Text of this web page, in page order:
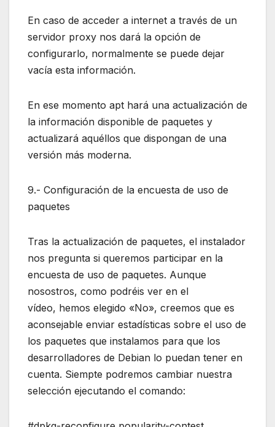
En caso de acceder a internet a través de un
servidor proxy nos dará la opción de
configurarlo, normalmente se puede dejar
vacía esta información.
En ese momento apt hará una actualización de
la información disponible de paquetes y
actualizará aquéllos que dispongan de una
versión más moderna.
9.- Configuración de la encuesta de uso de
paquetes
Tras la actualización de paquetes, el instalador
nos pregunta si queremos participar en la
encuesta de uso de paquetes. Aunque
nosostros, como podréis ver en el
vídeo, hemos elegido «No», creemos que es
aconsejable enviar estadísticas sobre el uso de
los paquetes que instalamos para que los
desarrolladores de Debian lo puedan tener en
cuenta. Siempte podremos cambiar nuestra
selección ejecutando el comando: